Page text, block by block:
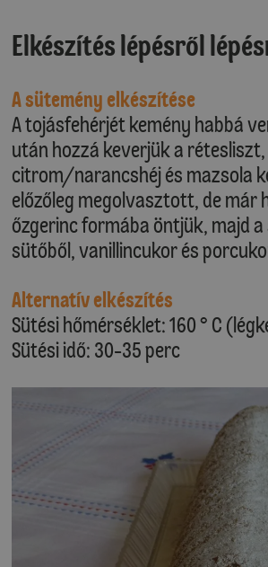
Elkészítés lépésről
A sütemény elkészítése
A tojásfehérjét kemény habbá
után hozzá keverjük a
citrom/narancshéj és mazsola
előzőleg megolvasztott, de
őzgerinc formába öntjük, majd
sütőből, vanillincukor és
Alternatív elkészítés
Sütési hőmérséklet: 160 ° C
Sütési idő: 30-35 perc